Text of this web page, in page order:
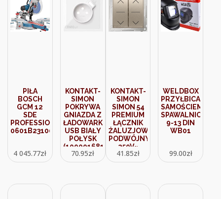
PIŁA
BOSCH
GCM 12
SDE
PROFESSIONAL
0601B23100
4 045.77zł
KONTAKT-
SIMON
POKRYWA
GNIAZDA Z
ŁADOWARKĄ
USB BIAŁY
POŁYSK
(10000168130)
70.95zł
KONTAKT-
SIMON
SIMON 54
PREMIUM
ŁĄCZNIK
ŻALUZJOWY
PODWÓJNY
250V~
SZYBKOZŁĄCZA.
W
PIERŚCIENIEM
41.85zł
WELDBOX
PRZYŁBICA
SPAWALNICZA
9-13 DIN
WB01
99.00zł